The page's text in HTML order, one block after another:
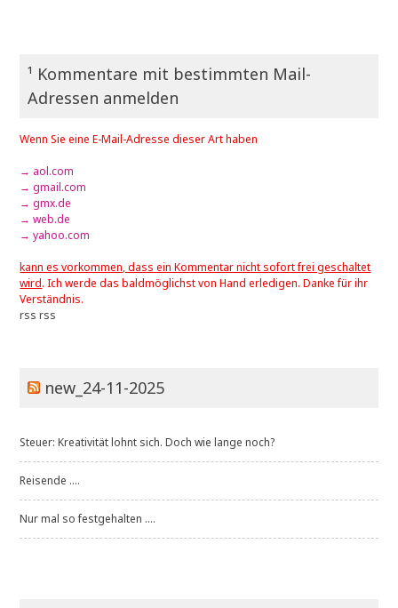
¹ Kommentare mit bestimmten Mail-
Adressen anmelden
Wenn Sie eine E-Mail-Adresse dieser Art haben
→ aol.com
→ gmail.com
→ gmx.de
→ web.de
→ yahoo.com
kann es vorkommen, dass ein Kommentar nicht sofort frei geschaltet
wird. Ich werde das baldmöglichst von Hand erledigen. Danke für ihr
Verständnis.
rss rss
new_24-11-2025
Steuer: Kreativität lohnt sich. Doch wie lange noch?
Reisende ....
Nur mal so festgehalten ....